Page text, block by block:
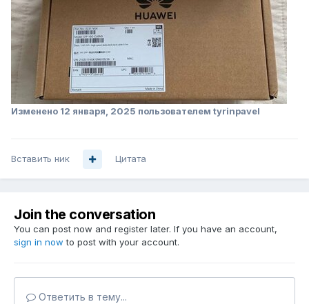
Изменено 12 января, 2025 пользователем tyrinpavel
Вставить ник Цитата
Join the conversation
You can post now and register later. If you have an account,
sign in now to post with your account.
Ответить в тему...